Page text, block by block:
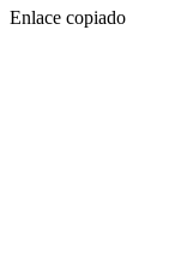
Enlace copiado